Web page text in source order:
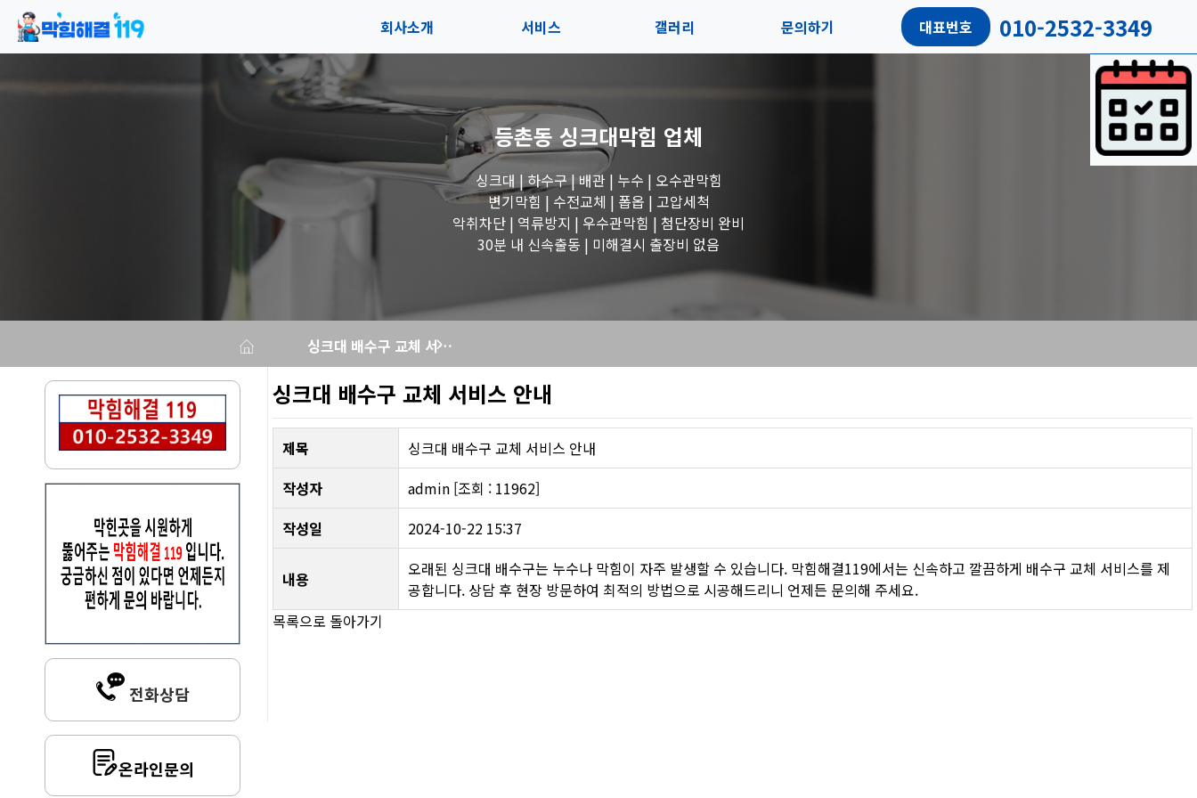
회사소개
오시는길
서비스
블로그
갤러리
수도꼭지 작업
세면대 작업
변기 작업
문의하기 대표번호 010-2532-3349
등촌동 싱크대막힘 업체
싱크대 | 하수구 | 배관 | 누수 | 오수관막힘
변기막힘 | 수전교체 | 폽옵 | 고압세척
악취차단 | 역류방지 | 우수관막힘 | 첨단장비 완비
30분 내 신속출동 | 미해결시 출장비 없음
싱크대 배수구 교체 서비스 안내
전화상담
온라인문의
싱크대 배수구 교체 서비스 안내
제목
싱크대 배수구 교체 서비스 안내
작성자
admin [조회 : 11962]
작성일
2024-10-22 15:37
내용
오래된 싱크대 배수구는 누수나 막힘이 자주 발생할 수 있습니다. 막힘해결119에서는 신속하고 깔끔하게 배수구 교체 서비스를 제
공합니다. 상담 후 현장 방문하여 최적의 방법으로 시공해드리니 언제든 문의해 주세요.
목록으로 돌아가기